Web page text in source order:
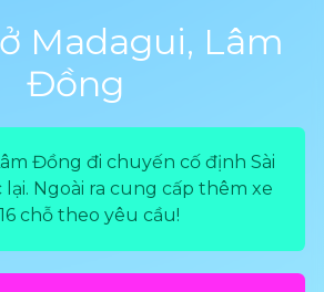
Madagui, Lâm
Đồng
Đồng đi chuyến cố định Sài
lại. Ngoài ra cung cấp thêm xe
chỗ theo yêu cầu!